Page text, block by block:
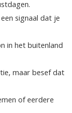
signaal dat je
in het buitenland
maar besef dat
of eerdere